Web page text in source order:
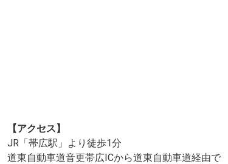
【アクセス】
JR「帯広駅」より徒歩1分
道東自動車道音更帯広ICから道東自動車道経由で